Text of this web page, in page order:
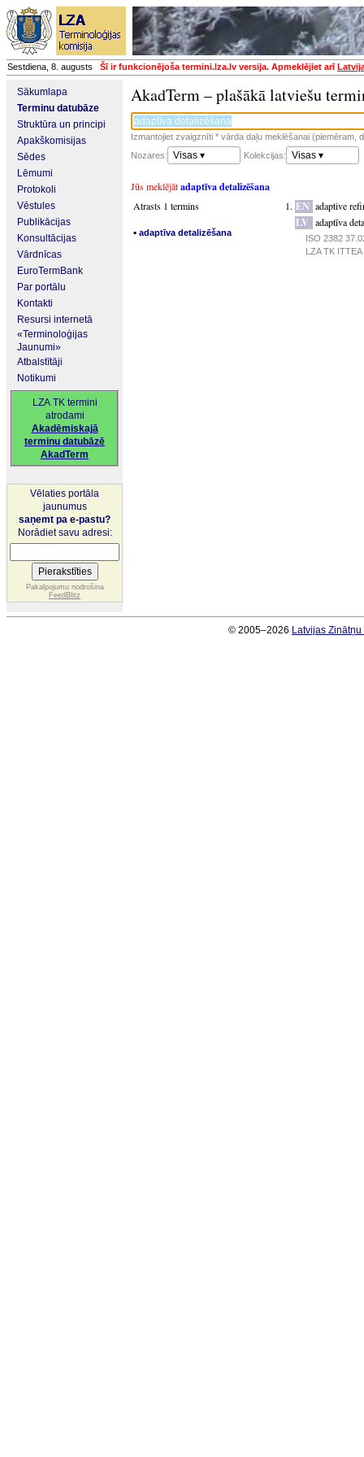
Sestdiena, 8. augusts Šī ir funkcionējoša termini.lza.lv versija. Apmeklējiet arī
Sākumlapa
Terminu datubāze
Struktūra un principi
Apakškomisijas
Sēdes
Lēmumi
Protokoli
Vēstules
Publikācijas
Konsultācijas
Vārdnīcas
EuroTermBank
Par portālu
Kontakti
Resursi internetā
«Terminoloģijas
Jaunumi»
Atbalstītāji
Notikumi
LZA TK termini
atrodami
Akadēmiskajā
terminu datubāzē
AkadTerm
Vēlaties portāla
jaunumus
saņemt pa e-pastu?
Norādiet savu adresi:
Pakalpojumu nodrošina
FeedBlitz
AkadTerm – plašākā latviešu
Izmantojiet zvaigznīti * vārda daļu meklēšanai (piemēram,
Nozares:
Visas ▾ Kolekcijas: Visas ▾
Jūs meklējātadaptīva detalizēšana
Atrasts 1 termins
▪ adaptīva detalizēšana
EN adaptive
LV adaptīva
ISO 2382
LZA TK
© 2005–2026 Latvijas